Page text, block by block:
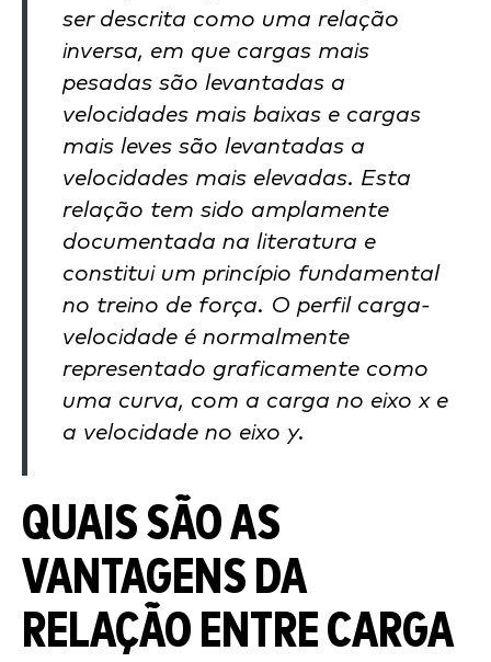
ser descrita como uma relação
inversa, em que cargas mais
pesadas são levantadas a
velocidades mais baixas e cargas
mais leves são levantadas a
velocidades mais elevadas. Esta
relação tem sido amplamente
documentada na literatura e
constitui um princípio fundamental
no treino de força. O perfil carga-
velocidade é normalmente
representado graficamente como
uma curva, com a carga no eixo x e
a velocidade no eixo y.
QUAIS SÃO AS
VANTAGENS DA
RELAÇÃO ENTRE CARGA